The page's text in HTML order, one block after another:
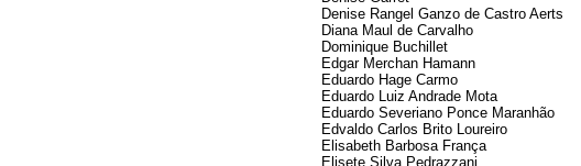
Denise Rangel Ganzo de Castro Aerts
Diana Maul de Carvalho
Dominique Buchillet
Edgar Merchan Hamann
Eduardo Hage Carmo
Eduardo Luiz Andrade Mota
Eduardo Severiano Ponce Maranhão
Edvaldo Carlos Brito Loureiro
Elisabeth Barbosa França
Elisete Silva Pedrazzani